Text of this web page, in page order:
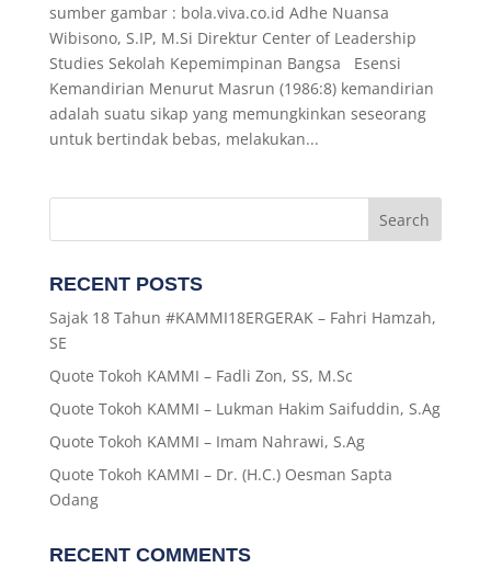
sumber gambar : bola.viva.co.id Adhe Nuansa
Wibisono, S.IP, M.Si Direktur Center of Leadership
Studies Sekolah Kepemimpinan Bangsa Esensi
Kemandirian Menurut Masrun (1986:8) kemandirian
adalah suatu sikap yang memungkinkan seseorang
untuk bertindak bebas, melakukan...
RECENT POSTS
Sajak 18 Tahun #KAMMI18ERGERAK – Fahri Hamzah,
SE
Quote Tokoh KAMMI – Fadli Zon, SS, M.Sc
Quote Tokoh KAMMI – Lukman Hakim Saifuddin, S.Ag
Quote Tokoh KAMMI – Imam Nahrawi, S.Ag
Quote Tokoh KAMMI – Dr. (H.C.) Oesman Sapta
Odang
RECENT COMMENTS